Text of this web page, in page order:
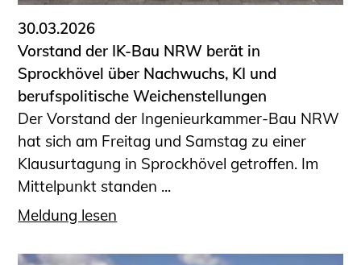
30.03.2026
Vorstand der IK-Bau NRW berät in
Sprockhövel über Nachwuchs, KI und
berufspolitische Weichenstellungen
Der Vorstand der Ingenieurkammer-Bau NRW
hat sich am Freitag und Samstag zu einer
Klausurtagung in Sprockhövel getroffen. Im
Mittelpunkt standen ...
Meldung lesen